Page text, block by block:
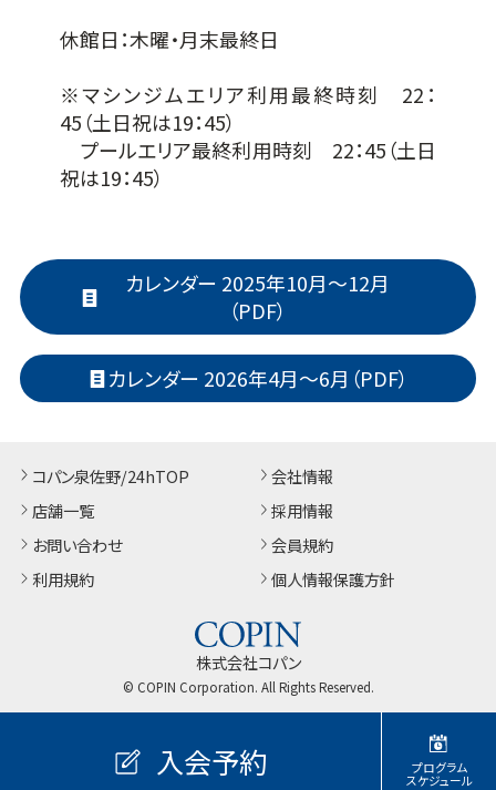
休館日：木曜・月末最終日
※マシンジムエリア利用最終時刻 22：
45（土日祝は19：45）
プールエリア最終利用時刻 22：45（土日
祝は19：45）
カレンダー 2025年10月～12月
（PDF）
カレンダー 2026年4月～6月（PDF）
コパン泉佐野/24hTOP
店舗一覧
お問い合わせ
利用規約
会社情報
採用情報
会員規約
個人情報保護方針
株式会社コパン
© COPIN Corporation. All Rights Reserved.
入会予約
プログラム
スケジュール